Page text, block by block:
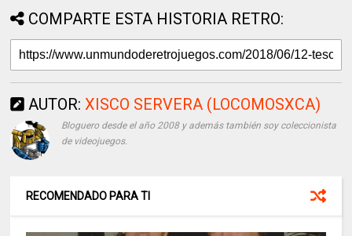
COMPARTE ESTA HISTORIA RETRO:
AUTOR: XISCO SERVERA (LOCOMOSXCA)
Bloguero desde el año 2008 y además también soy coleccionista
de videojuegos.
RECOMENDADO PARA TI